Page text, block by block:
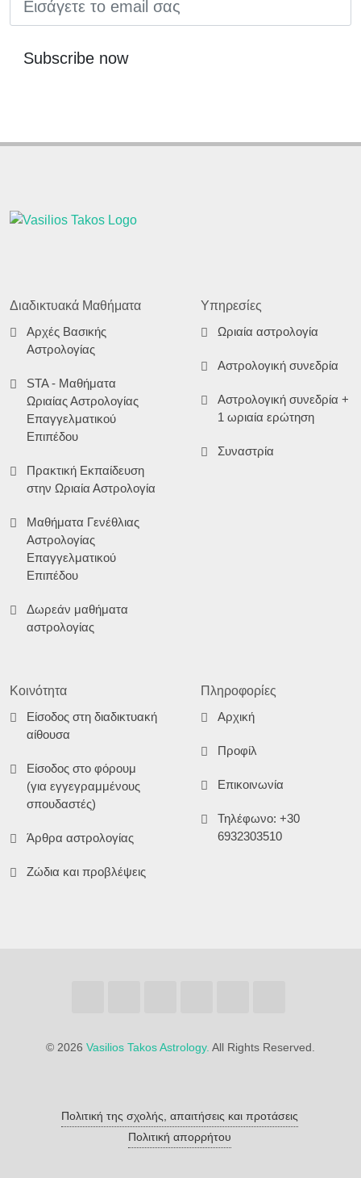
Subscribe now
Διαδικτυακά Μαθήματα
Αρχές Βασικής
Αστρολογίας
STA - Μαθήματα
Ωριαίας Αστρολογίας
Επαγγελματικού
Επιπέδου
Πρακτική Εκπαίδευση
στην Ωριαία Αστρολογία
Μαθήματα Γενέθλιας
Αστρολογίας
Επαγγελματικού
Επιπέδου
Δωρεάν μαθήματα
αστρολογίας
Υπηρεσίες
Ωριαία αστρολογία
Αστρολογική συνεδρία
Αστρολογική συνεδρία +
1 ωριαία ερώτηση
Συναστρία
Κοινότητα
Είσοδος στη διαδικτυακή
αίθουσα
Είσοδος στο φόρουμ
(για εγγεγραμμένους
σπουδαστές)
Άρθρα αστρολογίας
Ζώδια και προβλέψεις
Πληροφορίες
Αρχική
Προφίλ
Επικοινωνία
Τηλέφωνο: +30
6932303510
© 2026 Vasilios Takos Astrology. All Rights Reserved.
Πολιτική της σχολής, απαιτήσεις και προτάσεις
Πολιτική απορρήτου